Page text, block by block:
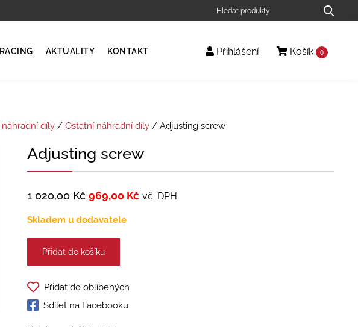
RACING AKTUALITY KONTAKT Přihlášení Košík 0
náhradní díly/ Ostatní náhradní díly/ Adjusting screw
Adjusting screw
1 020,00Kč 969,00 Kč vč. DPH
Skladem u dodavatele
Přidat do košíku
Přidat do oblíbených
Sdílet na Facebooku